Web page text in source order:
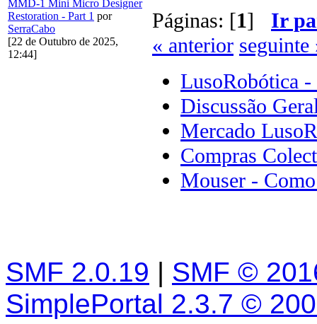
MMD-1 Mini Micro Designer
Restoration - Part 1 por
SerraCabo
[22 de Outubro de 2025,
12:44]
Páginas: [1] Ir
« anterior seguinte
LusoRobótica -
Discussão
Mercado
Compras
Mouser -
SMF 2.0.19 | SMF ©
SimplePortal 2.3.7 ©